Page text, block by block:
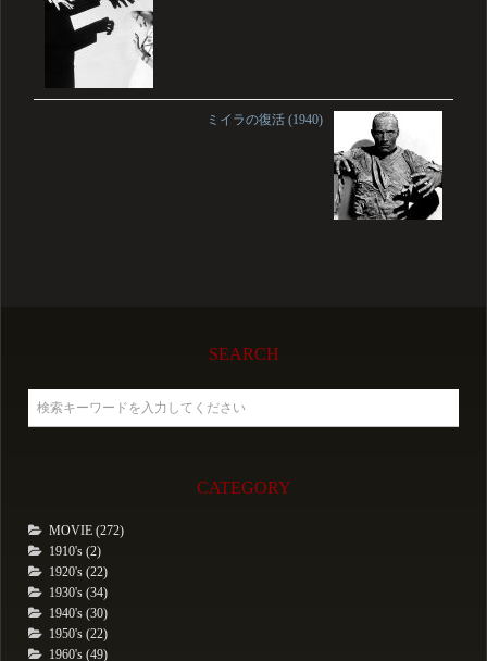
ミイラの復活 (1940)
SEARCH
CATEGORY
MOVIE (272)
1910's (2)
1920's (22)
1930's (34)
1940's (30)
1950's (22)
1960's (49)